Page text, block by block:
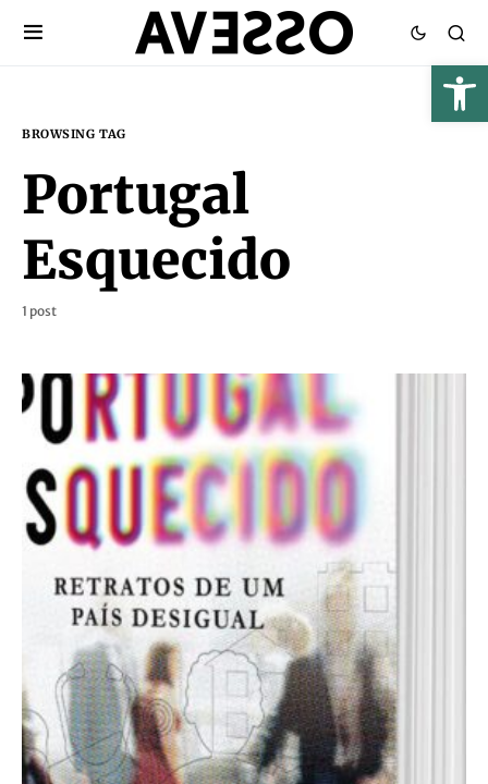
BROWSING TAG
Portugal
Esquecido
1 post